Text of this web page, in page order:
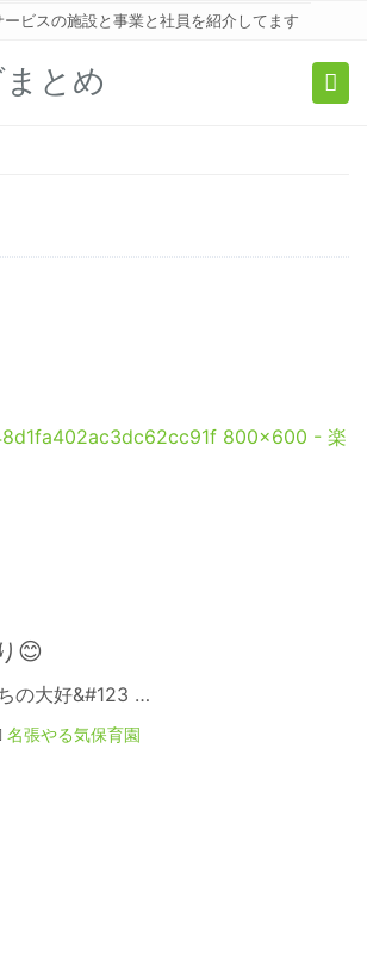
ビスの施設と事業と社員を紹介してます
とめ
😊
の大好&#123 …
名張やる気保育園